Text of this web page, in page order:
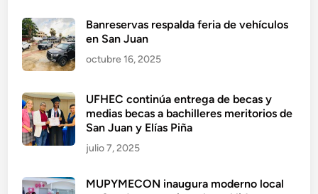
Banreservas respalda feria de vehículos
en San Juan
octubre 16, 2025
UFHEC continúa entrega de becas y
medias becas a bachilleres meritorios de
San Juan y Elías Piña
julio 7, 2025
MUPYMECON inaugura moderno local